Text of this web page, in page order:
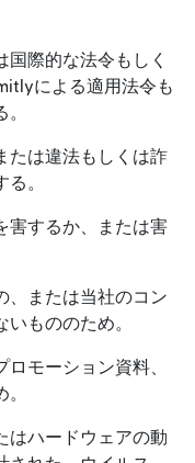
際的な法令もしく
による適用法令も
たは違法もしくは詐
。
害するか、または害
、または当社のコン
もののため。
モーション資料、
はハードウェアの動